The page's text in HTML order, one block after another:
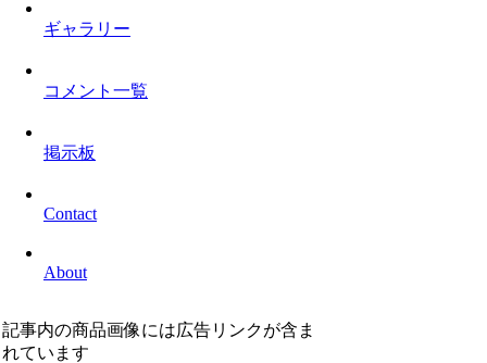
ギャラリー
コメント一覧
掲示板
Contact
About
記事内の商品画像には広告リンクが含ま
れています